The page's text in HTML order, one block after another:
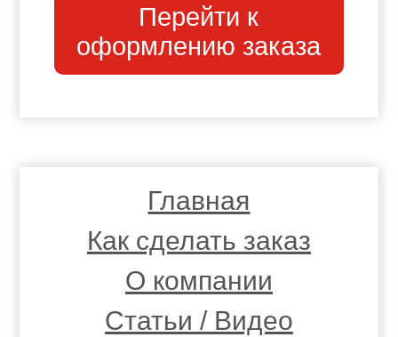
Перейти к
оформлению заказа
Главная
Как сделать заказ
О компании
Статьи / Видео